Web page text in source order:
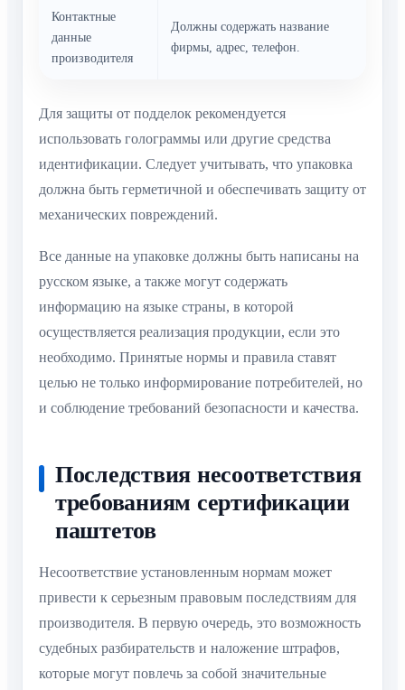
Контактные
данные
производителя
Должны содержать название
фирмы, адрес, телефон.
Для защиты от подделок рекомендуется
использовать голограммы или другие средства
идентификации. Следует учитывать, что упаковка
должна быть герметичной и обеспечивать защиту от
механических повреждений.
Все данные на упаковке должны быть написаны на
русском языке, а также могут содержать
информацию на языке страны, в которой
осуществляется реализация продукции, если это
необходимо. Принятые нормы и правила ставят
целью не только информирование потребителей, но
и соблюдение требований безопасности и качества.
Последствия несоответствия
требованиям сертификации
паштетов
Несоответствие установленным нормам может
привести к серьезным правовым последствиям для
производителя. В первую очередь, это возможность
судебных разбирательств и наложение штрафов,
которые могут повлечь за собой значительные